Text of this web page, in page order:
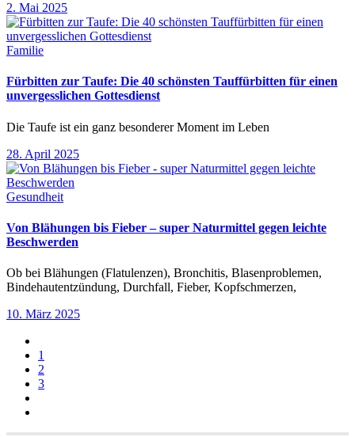
2. Mai 2025
Familie
Fürbitten zur Taufe: Die 40 schönsten Tauffürbitten für einen
unvergesslichen Gottesdienst
Die Taufe ist ein ganz besonderer Moment im Leben
28. April 2025
Gesundheit
Von Blähungen bis Fieber – super Naturmittel gegen leichte
Beschwerden
Ob bei Blähungen (Flatulenzen), Bronchitis, Blasenproblemen,
Bindehautentzündung, Durchfall, Fieber, Kopfschmerzen,
10. März 2025
1
2
3